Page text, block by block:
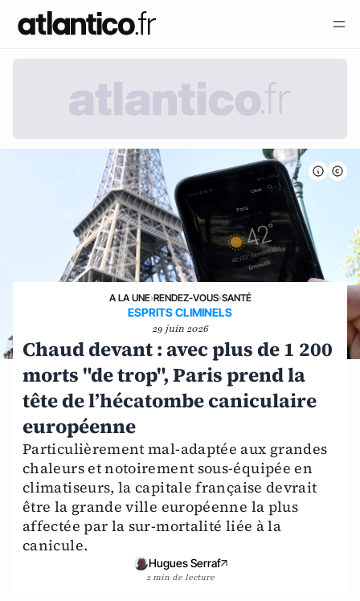
A LA UNE›RENDEZ-VOUS›SANTÉ
ESPRITS CLIMINELS
29 juin 2026
Chaud devant : avec plus de 1 200
morts "de trop", Paris prend la
tête de l’hécatombe caniculaire
européenne
Particulièrement mal-adaptée aux grandes
chaleurs et notoirement sous-équipée en
climatiseurs, la capitale française devrait
être la grande ville européenne la plus
affectée par la sur-mortalité liée à la
canicule.
Hugues Serraf
2 min de lecture